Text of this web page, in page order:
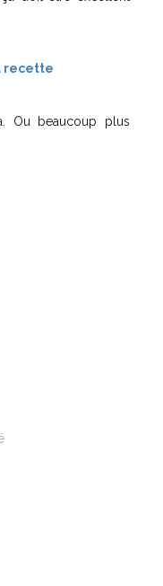
recette
Ou beaucoup plus